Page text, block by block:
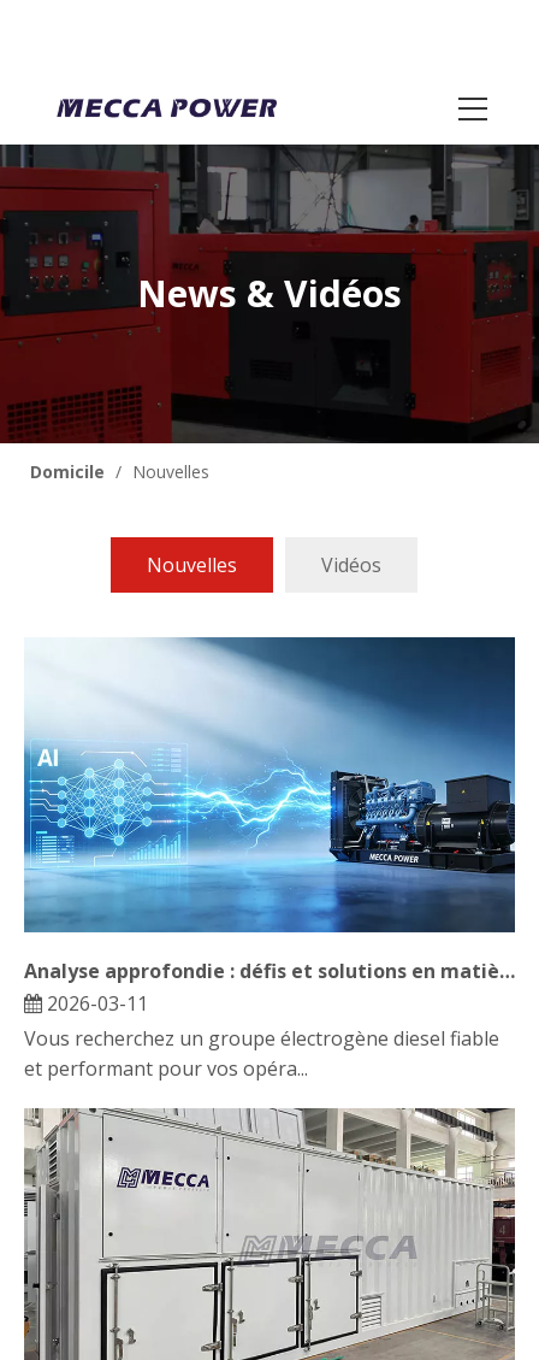
News & Vidéos
Domicile / Nouvelles
Nouvelles Vidéos
Analyse approfondie : défis et solutions en matière de sauvegarde de l'alimentation des centres de données à l'ère des grands modèles d'IA
2026-03-11
Vous recherchez un groupe électrogène diesel fiable
et performant pour vos opéra...